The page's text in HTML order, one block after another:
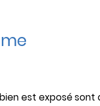
est exposé sont